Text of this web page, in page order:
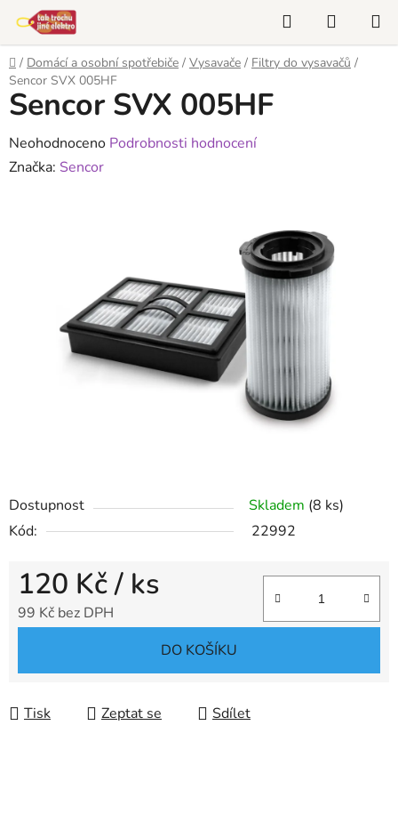
obsah
Hledat
KOŠÍK
Domů
/ Domácí a osobní spotřebiče / Vysavače / Filtry do vysavačů /
Sencor SVX 005HF
Dostupnost Skladem (8 ks)
Kód:
22992
120 Kč/ ks
99 Kč bez DPH
DO KOŠÍKU
Tisk Zeptat se Sdílet
Sencor SVX 005HF
Průměrné
hodnocení
Neohodnoceno Podrobnosti hodnocení
Značka: Sencor